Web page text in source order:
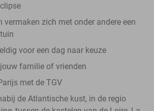
vermaken zich met onder andere een
voor een dag naar keuze
familie of vrienden
met de TGV
de Atlantische kust, in de regio